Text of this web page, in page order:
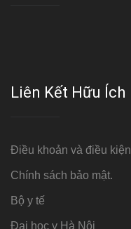
Liên Kết Hữu Ích
Điều khoản và điều kiện
Chính sách bảo mật.
Bộ y tế
Đại học y Hà Nội